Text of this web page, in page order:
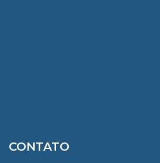
CONTATO